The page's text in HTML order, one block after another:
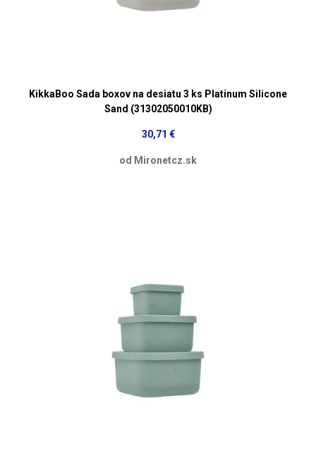
KikkaBoo Sada boxov na desiatu 3 ks Platinum Silicone
Sand (31302050010KB)
30,71 €
od Mironetcz.sk